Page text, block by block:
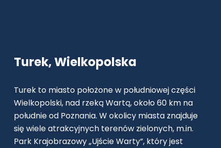
Turek, Wielkopolska
Turek to miasto położone w południowej części
Wielkopolski, nad rzeką Wartą, około 60 km na
południe od Poznania. W okolicy miasta znajduje
się wiele atrakcyjnych terenów zielonych, m.in.
Park Krajobrazowy „Ujście Warty”, który jest